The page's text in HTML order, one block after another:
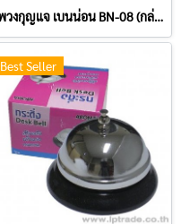
พวงกุญแจ เบนน่อน BN-08 (กล่อง 50 อัน)
Best Seller